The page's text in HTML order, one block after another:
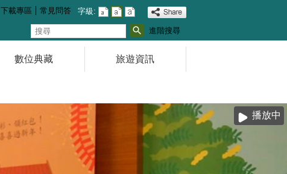
下載專區 常見問答
字級:
搜
尋
進階搜尋
數位典藏 旅遊資訊
播放中